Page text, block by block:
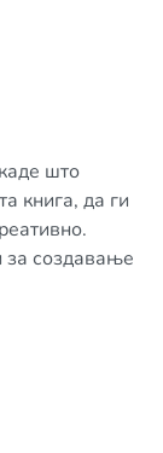
што
книга, да ги
за создавање